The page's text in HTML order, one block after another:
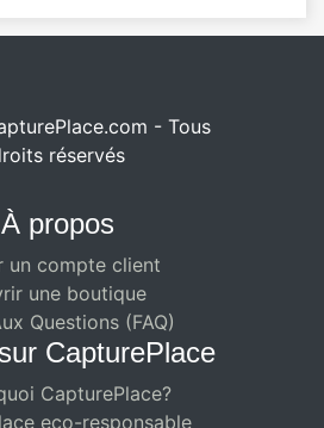
- Tous
réservés
À propos
un compte client
une boutique
Questions (FAQ)
CapturePlace
CapturePlace?
eco-responsable